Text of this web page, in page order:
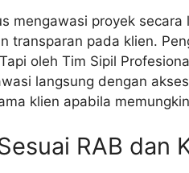
mengawasi proyek
transparan pada klien.
oleh Tim Sipil
langsung dengan
klien apabila
RAB dan